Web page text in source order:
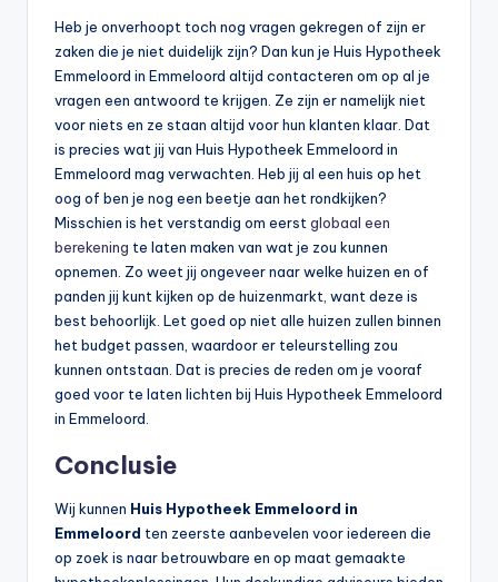
Heb je onverhoopt toch nog vragen gekregen of zijn er
zaken die je niet duidelijk zijn? Dan kun je Huis Hypotheek
Emmeloord in Emmeloord altijd contacteren om op al je
vragen een antwoord te krijgen. Ze zijn er namelijk niet
voor niets en ze staan altijd voor hun klanten klaar. Dat
is precies wat jij van Huis Hypotheek Emmeloord in
Emmeloord mag verwachten. Heb jij al een huis op het
oog of ben je nog een beetje aan het rondkijken?
Misschien is het verstandig om eerst globaal een
berekening te laten maken van wat je zou kunnen
opnemen. Zo weet jij ongeveer naar welke huizen en of
panden jij kunt kijken op de huizenmarkt, want deze is
best behoorlijk. Let goed op niet alle huizen zullen binnen
het budget passen, waardoor er teleurstelling zou
kunnen ontstaan. Dat is precies de reden om je vooraf
goed voor te laten lichten bij Huis Hypotheek Emmeloord
in Emmeloord.
Conclusie
Wij kunnen Huis Hypotheek Emmeloord in
Emmeloord ten zeerste aanbevelen voor iedereen die
op zoek is naar betrouwbare en op maat gemaakte